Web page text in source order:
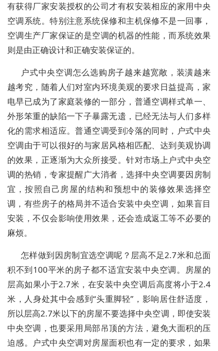
有获得厂家安装授权的公司才有权安装相应的家用中央
空调系统。特别注意系统保修和主机保修不是一回事，
空调生产厂家保证的是空调的机器的性能，而系统效果
则是由正确设计和正确安装保证的。
户式中央空调怎么选购房子越来越宽敞，装潢越来
越考究，随着人们对室内环境美观的要求日益提高，家
电早已成为了家庭装修的一部分，普通空调样式单一、
外形笨重的缺陷一下子暴露无遗，已经无法与人们多样
化的需求相适应。普通空调受到冷落的同时，户式中央
空调由于可以很好的与家居风格相匹配、达到美观协调
的效果，正逐渐为大众所接受。针对市场上户式中央空
调的热销，专家提醒广大消者，选择中央空调要因房制
宜，按照自己房屋的结构和预想中的装修效果选择空
调，有些房子的格局并不适合安装中央空调，如果盲目
安装，不仅会影响使用效果，还会造成返工等不必要的
麻烦。
怎样做到因房制宜选空调呢？层高不足2.7米和总面
积不到100平米的房子都不适宜安装中央空调。房屋的
层高如果小于2.7米，在安装中央空调后高度将小于2.4
米，人身处其中会感到“头重脚轻”，影响居住舒适度，
所以层高2.7米以下的房屋不要选择中央空调，即使安装
中央空调，也要采用局部吊顶的方法，避免大面积的压
迫感。户式中央空调对房屋面积也有一定的要求，如果